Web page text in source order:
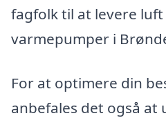
fagfolk til at levere
varmepumper i
For at optimere din
anbefales det også at